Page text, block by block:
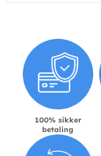
100% sikker
betaling